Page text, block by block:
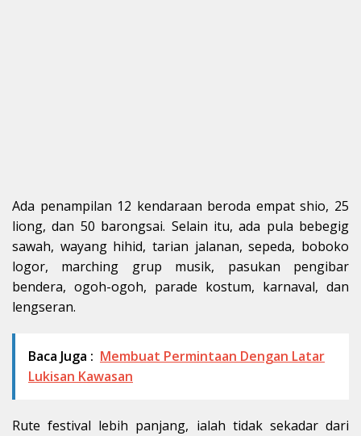
Ada penampilan 12 kendaraan beroda empat shio, 25
liong, dan 50 barongsai. Selain itu, ada pula bebegig
sawah, wayang hihid, tarian jalanan, sepeda, boboko
logor, marching grup musik, pasukan pengibar
bendera, ogoh-ogoh, parade kostum, karnaval, dan
lengseran.
Baca Juga : Membuat Permintaan Dengan Latar
Lukisan Kawasan
Rute festival lebih panjang, ialah tidak sekadar dari